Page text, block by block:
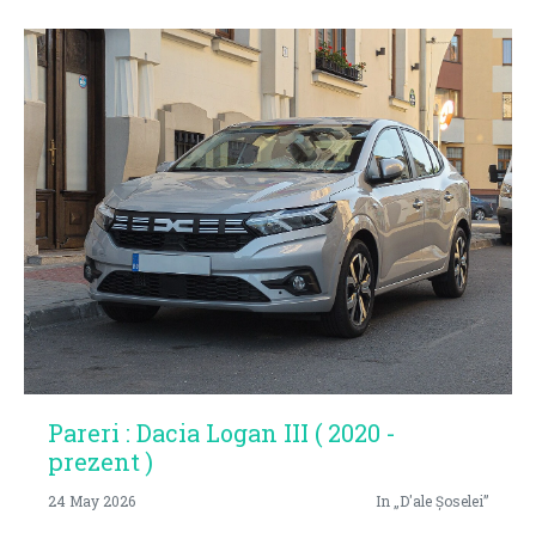
Pareri : Dacia Logan III ( 2020 -
prezent )
24 May 2026 In „D'ale Șoselei”